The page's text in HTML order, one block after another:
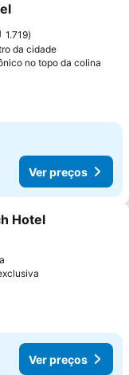
favoritos
1.719
da cidade
no topo da colina
Ver preços
favoritos
Hotel
Ver preços